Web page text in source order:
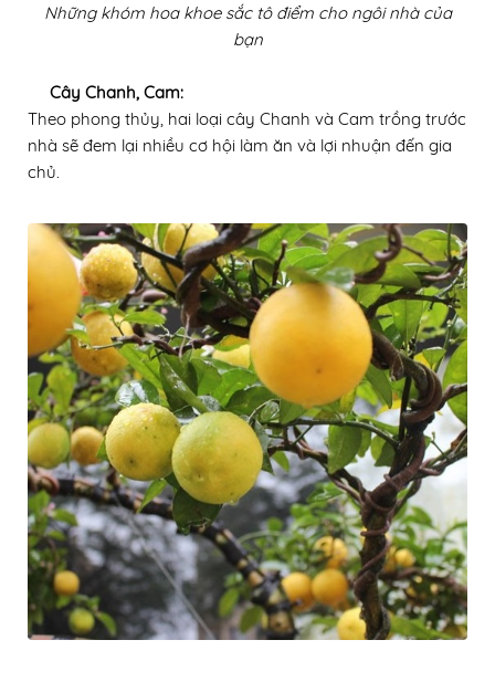
Những khóm hoa khoe sắc tô điểm cho ngôi nhà của
bạn
Cây Chanh, Cam:
Theo phong thủy, hai loại cây Chanh và Cam trồng trước
nhà sẽ đem lại nhiều cơ hội làm ăn và lợi nhuận đến gia
chủ.